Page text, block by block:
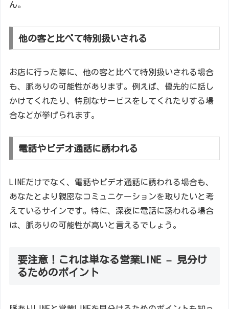
ん。
他の客と比べて特別扱いされる
お店に行った際に、他の客と比べて特別扱いされる場合
も、脈ありの可能性があります。例えば、優先的に話し
かけてくれたり、特別なサービスをしてくれたりする場
合などが挙げられます。
電話やビデオ通話に誘われる
LINEだけでなく、電話やビデオ通話に誘われる場合も、
あなたとより親密なコミュニケーションを取りたいと考
えているサインです。特に、深夜に電話に誘われる場合
は、脈ありの可能性が高いと言えるでしょう。
要注意！これは単なる営業LINE – 見分け
るためのポイント